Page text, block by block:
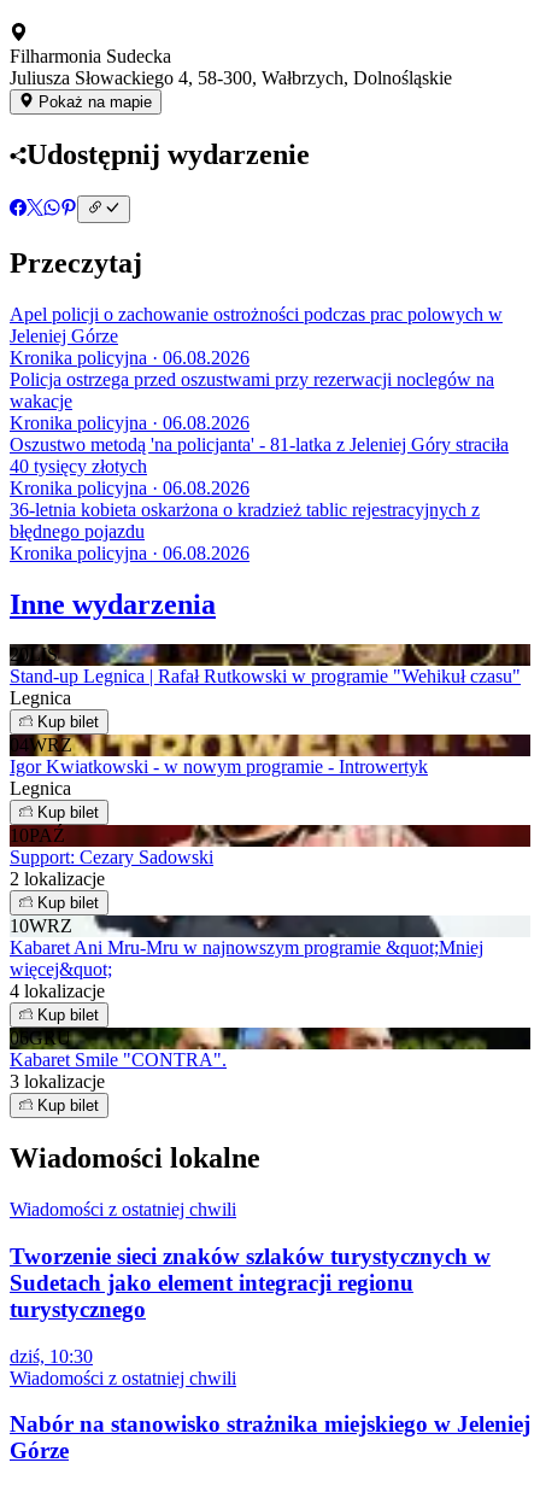
Filharmonia Sudecka
Juliusza Słowackiego 4, 58-300, Wałbrzych, Dolnośląskie
Pokaż na mapie
Udostępnij wydarzenie
Przeczytaj
Apel policji o zachowanie ostrożności podczas prac polowych w
Jeleniej Górze
Kronika policyjna · 06.08.2026
Policja ostrzega przed oszustwami przy rezerwacji noclegów na
wakacje
Kronika policyjna · 06.08.2026
Oszustwo metodą 'na policjanta' - 81-latka z Jeleniej Góry straciła
40 tysięcy złotych
Kronika policyjna · 06.08.2026
36-letnia kobieta oskarżona o kradzież tablic rejestracyjnych z
błędnego pojazdu
Kronika policyjna · 06.08.2026
Inne wydarzenia
20 LIS
Stand-up Legnica | Rafał Rutkowski w programie "Wehikuł czasu"
Legnica
Kup bilet
04WRZ
Igor Kwiatkowski - w nowym programie - Introwertyk
Legnica
Kup bilet
10PAŹ
Support: Cezary Sadowski
2 lokalizacje
Kup bilet
10WRZ
Kabaret Ani Mru-Mru w najnowszym programie &quot;Mniej
więcej&quot;
4 lokalizacje
Kup bilet
06GRU
Kabaret Smile "CONTRA".
3 lokalizacje
Kup bilet
Wiadomości lokalne
Wiadomości z ostatniej chwili
Tworzenie sieci znaków szlaków turystycznych w
Sudetach jako element integracji regionu
turystycznego
dziś, 10:30
Wiadomości z ostatniej chwili
Nabór na stanowisko strażnika miejskiego w Jeleniej
Górze